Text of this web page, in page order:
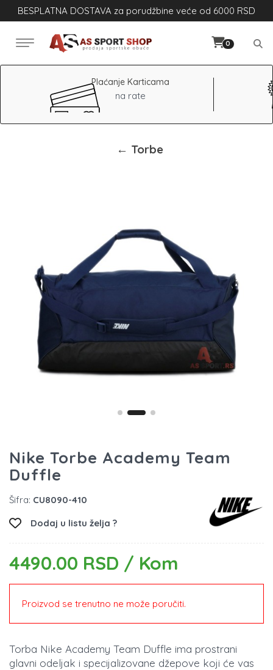
BESPLATNA DOSTAVA za porudžbine veće od 6000 RSD
0
Plaćanje Karticama
na rate
← Torbe
Nike Torbe Academy Team
Duffle
Šifra: CU8090-410
Dodaj u listu želja ?
4490.00 RSD / Kom
Proizvod se trenutno ne može poručiti.
Torba Nike Academy Team Duffle ima prostrani
glavni odeljak i specijalizovane džepove koji će vas